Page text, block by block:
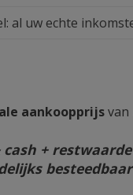
al uw echte
aankoopprijsvan
+